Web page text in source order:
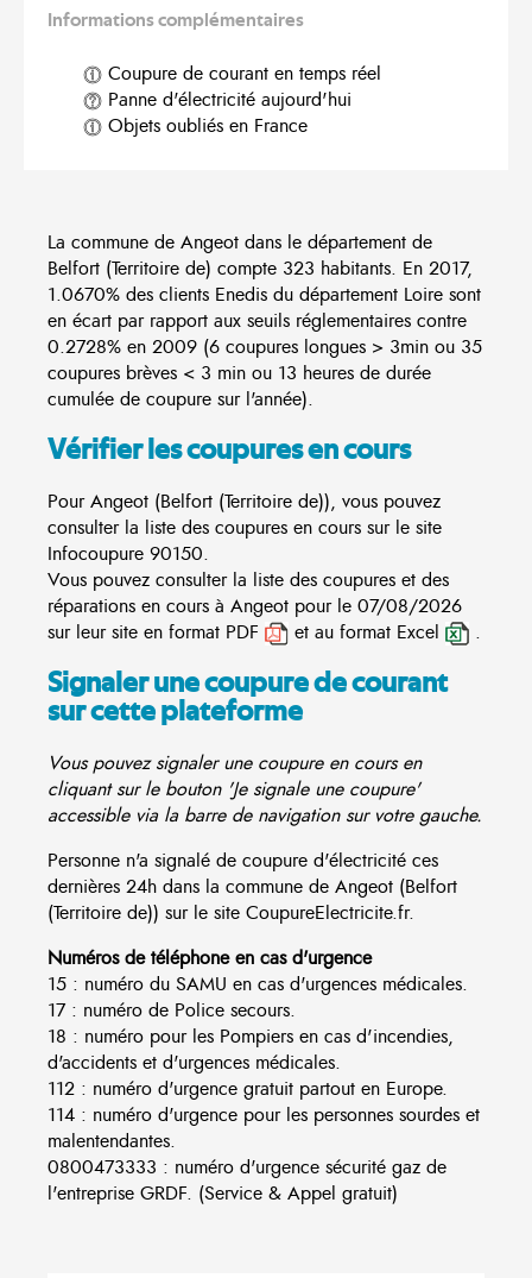
Informations complémentaires
Coupure de courant en temps réel
Panne d'électricité aujourd'hui
Objets oubliés en France
La commune de Angeot dans le département de
Belfort (Territoire de) compte 323 habitants. En 2017,
1.0670% des clients Enedis du département Loire sont
en écart par rapport aux seuils réglementaires contre
0.2728% en 2009 (6 coupures longues > 3min ou 35
coupures brèves < 3 min ou 13 heures de durée
cumulée de coupure sur l'année).
Vérifier les coupures en cours
Pour Angeot (Belfort (Territoire de)), vous pouvez
consulter la liste des coupures en cours sur le site
Infocoupure 90150.
Vous pouvez consulter la liste des coupures et des
réparations en cours à Angeot pour le 07/08/2026
sur leur site en format PDF
et au format Excel .
Signaler une coupure de courant
sur cette plateforme
Vous pouvez signaler une coupure en cours en
cliquant sur le bouton 'Je signale une coupure'
accessible via la barre de navigation sur votre gauche.
Personne n'a signalé de coupure d'électricité ces
dernières 24h dans la commune de Angeot (Belfort
(Territoire de)) sur le site CoupureElectricite.fr.
Numéros de téléphone en cas d'urgence
15 : numéro du SAMU en cas d'urgences médicales.
17 : numéro de Police secours.
18 : numéro pour les Pompiers en cas d'incendies,
d'accidents et d'urgences médicales.
112 : numéro d'urgence gratuit partout en Europe.
114 : numéro d'urgence pour les personnes sourdes et
malentendantes.
0800473333 : numéro d'urgence sécurité gaz de
l'entreprise GRDF. (Service & Appel gratuit)